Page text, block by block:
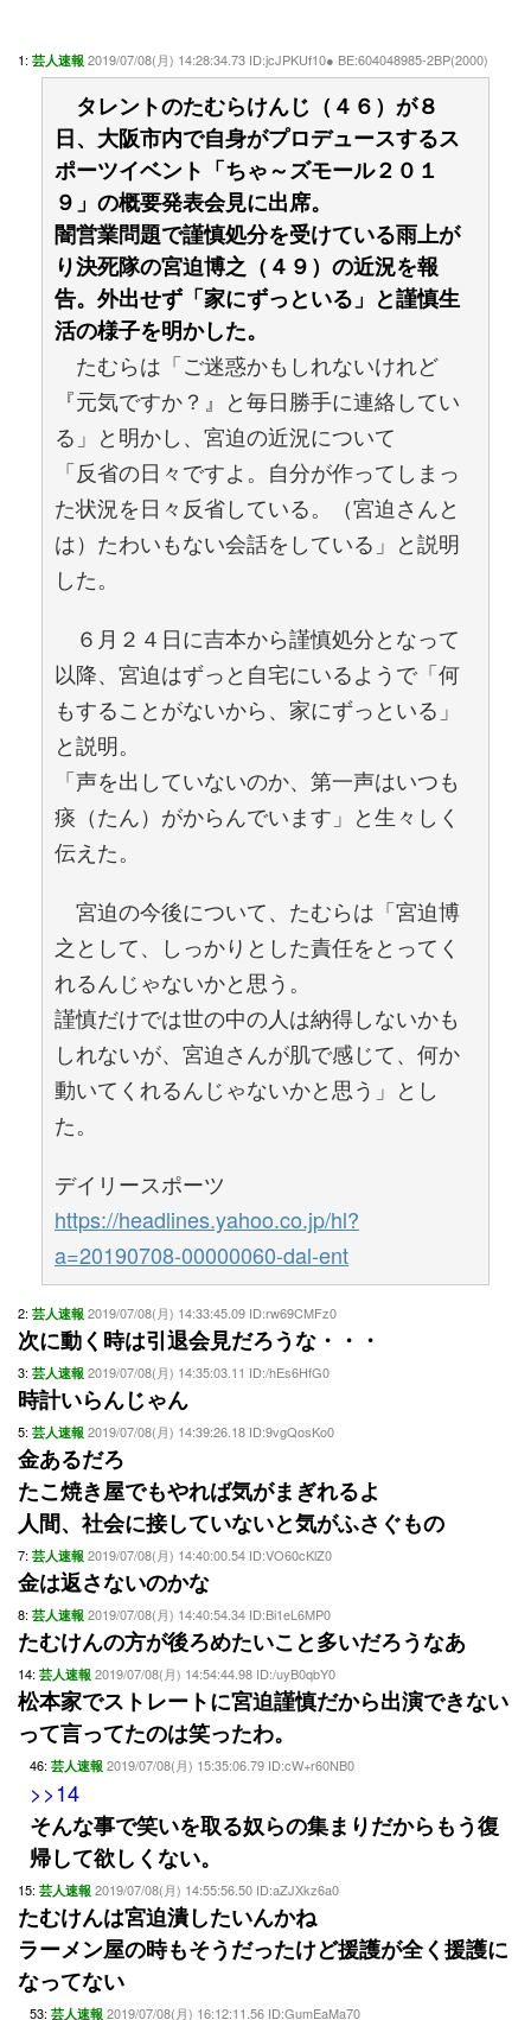
1: 芸人速報 2019/07/08(月) 14:28:34.73 ID:jcJPKUf10● BE:604048985-2BP(2000)
タレントのたむらけんじ（４６）が８
日、大阪市内で自身がプロデュースするス
ポーツイベント「ちゃ～ズモール２０１
９」の概要発表会見に出席。
闇営業問題で謹慎処分を受けている雨上が
り決死隊の宮迫博之（４９）の近況を報
告。外出せず「家にずっといる」と謹慎生
活の様子を明かした。
たむらは「ご迷惑かもしれないけれど
『元気ですか？』と毎日勝手に連絡してい
る」と明かし、宮迫の近況について
「反省の日々ですよ。自分が作ってしまっ
た状況を日々反省している。（宮迫さんと
は）たわいもない会話をしている」と説明
した。
６月２４日に吉本から謹慎処分となって
以降、宮迫はずっと自宅にいるようで「何
もすることがないから、家にずっといる」
と説明。
「声を出していないのか、第一声はいつも
痰（たん）がからんでいます」と生々しく
伝えた。
宮迫の今後について、たむらは「宮迫博
之として、しっかりとした責任をとってく
れるんじゃないかと思う。
謹慎だけでは世の中の人は納得しないかも
しれないが、宮迫さんが肌で感じて、何か
動いてくれるんじゃないかと思う」とし
た。
デイリースポーツ
https://headlines.yahoo.co.jp/hl?
a=20190708-00000060-dal-ent
2: 芸人速報 2019/07/08(月) 14:33:45.09 ID:rw69CMFz0
次に動く時は引退会見だろうな・・・
3: 芸人速報 2019/07/08(月) 14:35:03.11 ID:/hEs6HfG0
時計いらんじゃん
5: 芸人速報 2019/07/08(月) 14:39:26.18 ID:9vgQosKo0
金あるだろ
たこ焼き屋でもやれば気がまぎれるよ
人間、社会に接していないと気がふさぐもの
7: 芸人速報 2019/07/08(月) 14:40:00.54 ID:VO60cKlZ0
金は返さないのかな
8: 芸人速報 2019/07/08(月) 14:40:54.34 ID:Bi1eL6MP0
たむけんの方が後ろめたいこと多いだろうなあ
14: 芸人速報 2019/07/08(月) 14:54:44.98 ID:/uyB0qbY0
松本家でストレートに宮迫謹慎だから出演できない
って言ってたのは笑ったわ。
46: 芸人速報 2019/07/08(月) 15:35:06.79 ID:cW+r60NB0
>>14
そんな事で笑いを取る奴らの集まりだからもう復
帰して欲しくない。
15: 芸人速報 2019/07/08(月) 14:55:56.50 ID:aZJXkz6a0
たむけんは宮迫潰したいんかね
ラーメン屋の時もそうだったけど援護が全く援護に
なってない
53: 芸人速報 2019/07/08(月) 16:12:11.56 ID:GumEaMa70